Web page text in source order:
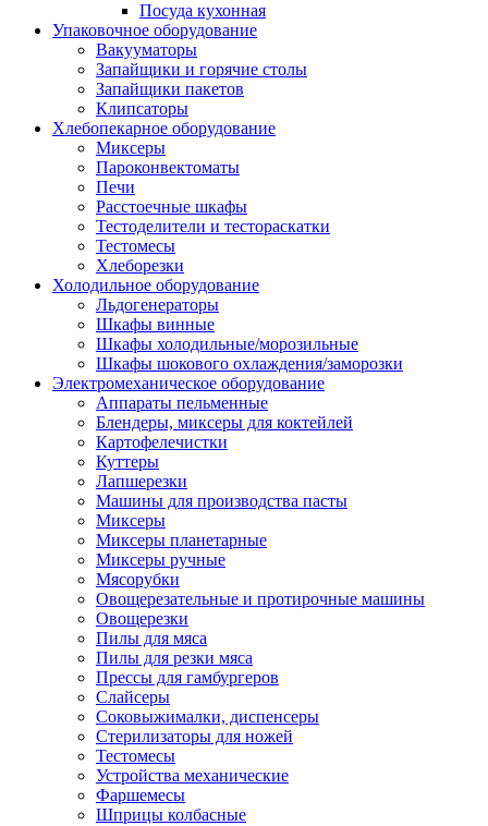
Посуда кухонная
Упаковочное оборудование
Вакууматоры
Запайщики и горячие столы
Запайщики пакетов
Клипсаторы
Хлебопекарное оборудование
Миксеры
Пароконвектоматы
Печи
Расстоечные шкафы
Тестоделители и тестораскатки
Тестомесы
Хлеборезки
Холодильное оборудование
Льдогенераторы
Шкафы винные
Шкафы холодильные/морозильные
Шкафы шокового охлаждения/заморозки
Электромеханическое оборудование
Аппараты пельменные
Блендеры, миксеры для коктейлей
Картофелечистки
Куттеры
Лапшерезки
Машины для производства пасты
Миксеры
Миксеры планетарные
Миксеры ручные
Мясорубки
Овощерезательные и протирочные машины
Овощерезки
Пилы для мяса
Пилы для резки мяса
Прессы для гамбургеров
Слайсеры
Соковыжималки, диспенсеры
Стерилизаторы для ножей
Тестомесы
Устройства механические
Фаршемесы
Шприцы колбасные